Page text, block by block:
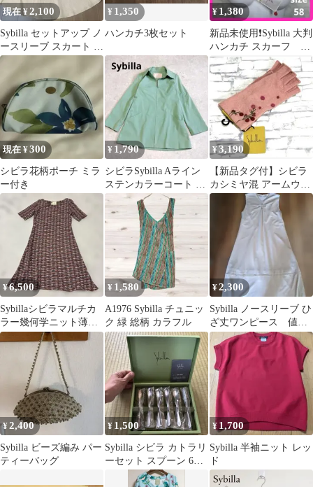
現在 ¥2,100
Sybilla セットアップ ノ
ースリーブ スカート ア
イボリー
¥ 1,350
ハンカチ3枚セット
¥ 1,380
新品未使用❗️Sybilla 大判
ハンカチ スカーフ 花
柄 ピンク系
現在 ¥300
シビラ花柄ポーチ ミラ
ー付き
¥ 1,790
シビラSybilla Aライン
ステンカラーコート ジ
ャケット 緑 コットン
M
¥3,190
【新品タグ付】シビラ
カシミヤ混 アームウォ
ーマー 指なし手袋 花柄
刺繍 ピンク
¥6,500
Sybillaシビラマルチカ
ラー幾何学ニット薄手
半袖ワンピースM
¥ 1,580
A1976 Sybilla チュニッ
ク 緑 総柄 カラフル
¥2,300
Sybilla ノースリーブ ひ
ざ丈ワンピース 値下
げ¥2900-¥2300
¥2,400
Sybilla ビーズ編み パー
ティーバッグ
¥ 1,500
Sybilla シビラ カトラリ
ーセット スプーン 6本
¥ 1,700
Sybilla 半袖ニット レッ
ド